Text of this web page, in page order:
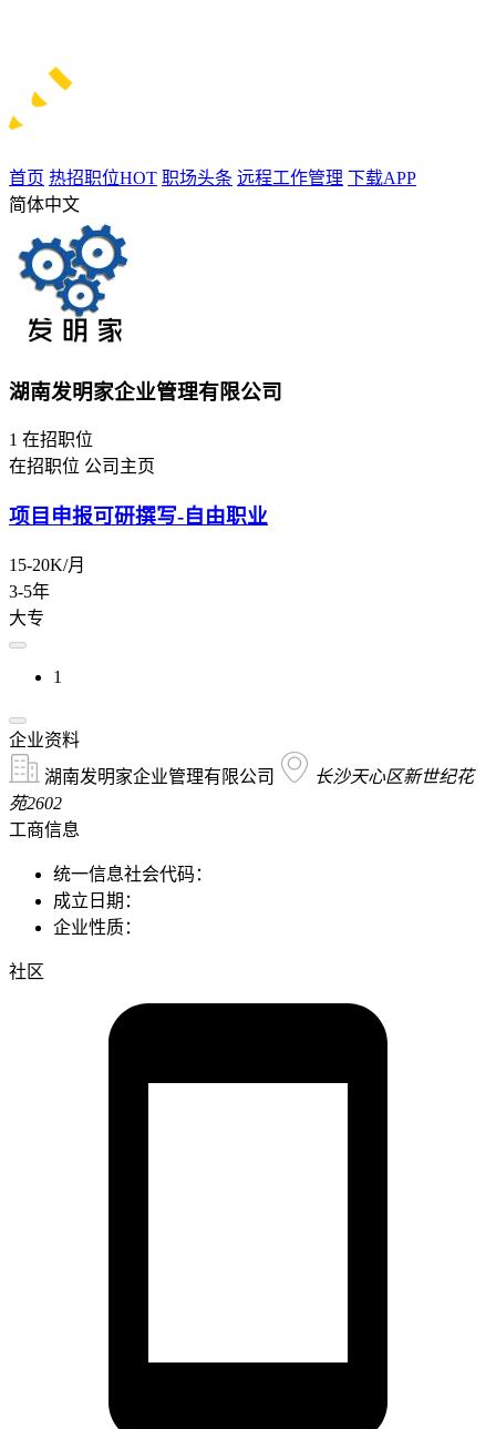
首页 热招职位HOT 职场头条 远程工作管理 下载APP
简体中文
湖南发明家企业管理有限公司
1 在招职位
在招职位 公司主页
项目申报可研撰写-自由职业
15-20K/月
3-5年
大专
1
企业资料
湖南发明家企业管理有限公司
长沙天心区新世纪花
苑2602
工商信息
统一信息社会代码：
成立日期：
企业性质：
社区